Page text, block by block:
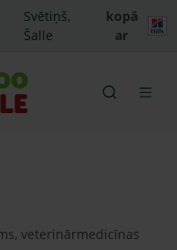
Svētiņš,
Šalle
kopā
ar
veterinārmedicīnas